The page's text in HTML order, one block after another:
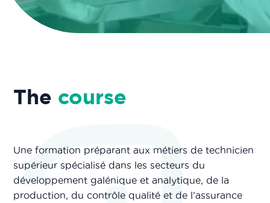
The course
Une formation préparant aux métiers de technicien
supérieur spécialisé dans les secteurs du
développement galénique et analytique, de la
production, du contrôle qualité et de l’assurance